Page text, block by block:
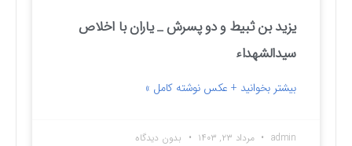
یزید بن ثبیط و دو پسرش _ یاران با اخلاص
سیدالشهداء
بیشتر بخوانید + عکس نوشته کامل »
admin مرداد ۲۳, ۱۴۰۳ بدون دیدگاه